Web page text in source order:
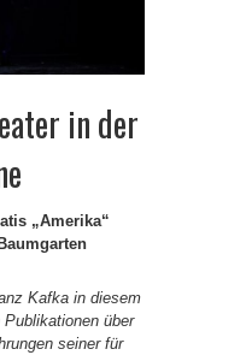
in der
„Amerika“
Kafka in diesem
über
seiner für